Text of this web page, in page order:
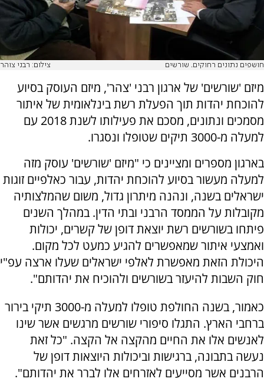
חושפים נתונים רחוקים. שורשים צילום: רבני צוהר
מיזם 'שורשים' של ארגון רבני 'צהר', מיזם העוסק בסיוע
להוכחת יהדות תוך הפעלת רשת בינלאומית של איתור
מסמכים ונתונים, מסכם את פעילותו לשנת 2018 עם
למעלה מ-3000 תיקים שטופלו ונסגרו.
בארגון מספרים ומציינים כי "מיזם 'שורשים' עוסק מזה
למעלה מעשור בסיוע להוכחת יהדות, עבור כאלפיים זוגות
ישראלים בשנה, ונהנה מיתרון גדול, משום שהמלצותיה
מקובלות על הממסד הרבני ובתי הדין. במהלך השנים
פיתחו בשורשים רשת יוצאת דופן של קשרים, יכולות
ואמצעי איתור שמאפשרים להגיע כמעט לכל מקום.
היכולת הזאת מאפשרת לאלפי ישראלים שעלו ארצה עפ"י
חוק השבות להיעזר בשורשים ולהוכיח את יהדותם".
כאמור, בשנה החולפת טופלו למעלה מ-3000 תיקי בירור
ברחבי הארץ. התגלו סיפורי שורשים מרגשים אשר שינו
לאנשים אלו את החיים מהקצה אל הקצה. "כל זאת
נעשה בתבונה, ברגישות וביכולות היוצאות דופן של
הרבנים אשר מסייעים לאזרחים אלו לברר את יהדותם".